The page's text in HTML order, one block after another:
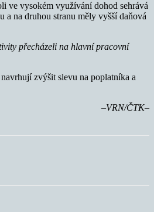
ve vysokém využívání dohod sehrává
na druhou stranu měly vyšší daňová
přecházeli na hlavní pracovní
zvýšit slevu na poplatníka a
–VRN/ČTK–